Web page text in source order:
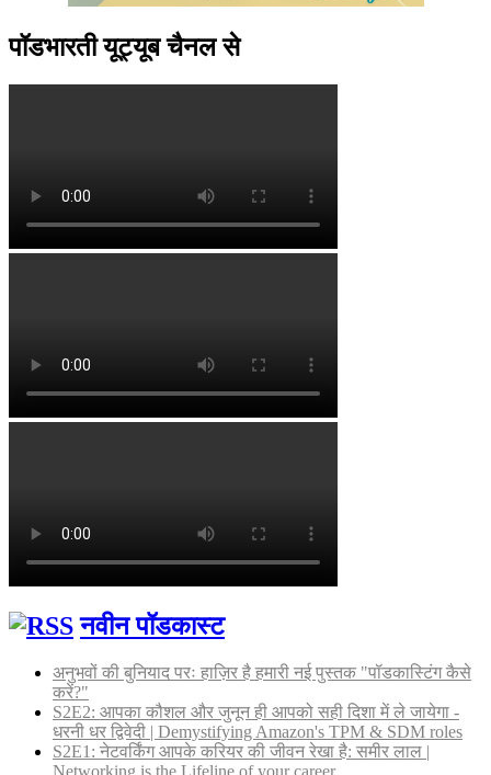
पॉडभारती यूट्यूब चैनल से
नवीन पॉडकास्ट
अनुभवों की बुनियाद परः हाज़िर है हमारी नई पुस्तक "पॉडकास्टिंग कैसे
करें?"
S2E2: आपका कौशल और जुनून ही आपको सही दिशा में ले जायेगा -
धरनी धर द्विवेदी | Demystifying Amazon's TPM & SDM roles
S2E1: नेटवर्किंग आपके करियर की जीवन रेखा है: समीर लाल |